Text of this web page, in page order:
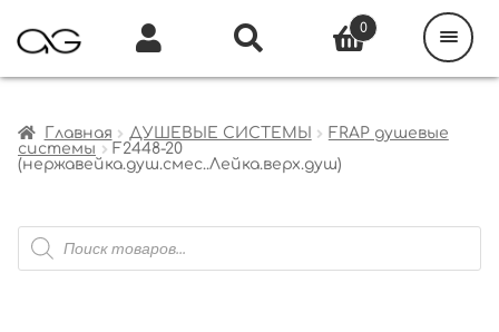
Главная ДУШЕВЫЕ СИСТЕМЫ
FRAP душевые
системы
F2448-20
(нержавейка.душ.смес..Лейка.верх.душ)
Поиск
товаров
0